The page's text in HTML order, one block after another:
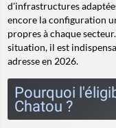
d'infrastructures
encore la configuration
propres à chaque
situation, il est
adresse en 2026.
Pourquoi
Chatou ?